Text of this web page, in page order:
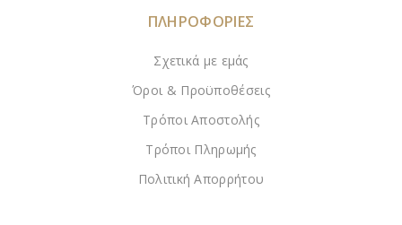
ΠΛΗΡΟΦΟΡΙΕΣ
Σχετικά με εμάς
Όροι & Προϋποθέσεις
Τρόποι Αποστολής
Τρόποι Πληρωμής
Πολιτική Απορρήτου